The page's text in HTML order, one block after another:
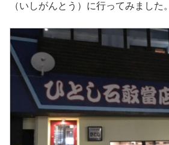
（いしがんとう）に行ってみました。